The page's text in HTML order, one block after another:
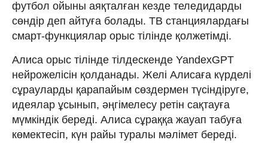
футбол ойыны аяқталған кезде теледидарды
сөндір деп айтуға болады. ТВ станциялардағы
смарт-функциялар орыс тілінде қолжетімді.
Алиса орыс тілінде тілдескенде YandexGPT
нейрожелісін қолданады. Желі Алисаға күрделі
сұрауларды қарапайым сөздермен түсіндіруге,
идеялар ұсынып, әңгімелесу ретін сақтауға
мүмкіндік береді. Алиса сұраққа жауап табуға
көмектесіп, күн райы туралы мәлімет береді.